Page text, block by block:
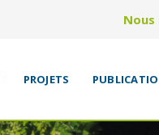
PROJETS